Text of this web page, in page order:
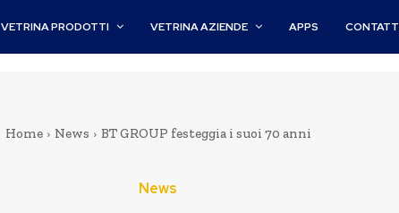
VETRINA PRODOTTI VETRINA AZIENDE APPS
Home News BT GROUP festeggia i suoi 70 anni
News